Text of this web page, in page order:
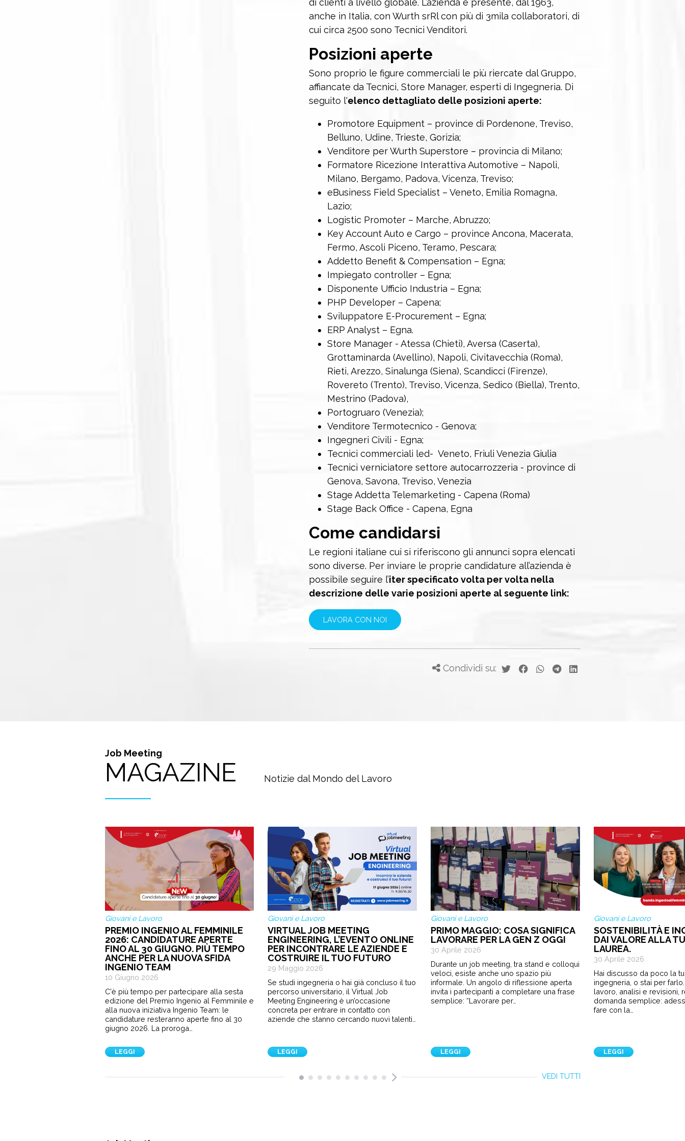
di clienti a livello globale. L’azienda è presente, dal 1963,
anche in Italia, con Wurth srRl con più di 3mila collaboratori, di
cui circa 2500 sono Tecnici Venditori.
Posizioni aperte
Sono proprio le figure commerciali le più riercate dal Gruppo,
affiancate da Tecnici, Store Manager, esperti di Ingegneria. Di
seguito l'elenco dettagliato delle posizioni aperte:
Promotore Equipment – province di Pordenone, Treviso,
Belluno, Udine, Trieste, Gorizia;
Venditore per Wurth Superstore – provincia di Milano;
Formatore Ricezione Interattiva Automotive – Napoli,
Milano, Bergamo, Padova, Vicenza, Treviso;
eBusiness Field Specialist – Veneto, Emilia Romagna,
Lazio;
Logistic Promoter – Marche, Abruzzo;
Key Account Auto e Cargo – province Ancona, Macerata,
Fermo, Ascoli Piceno, Teramo, Pescara;
Addetto Benefit & Compensation – Egna;
Impiegato controller – Egna;
Disponente Ufficio Industria – Egna;
PHP Developer – Capena;
Sviluppatore E-Procurement – Egna;
ERP Analyst – Egna.
Store Manager - Atessa (Chieti), Aversa (Caserta),
Grottaminarda (Avellino), Napoli, Civitavecchia (Roma),
Rieti, Arezzo, Sinalunga (Siena), Scandicci (Firenze),
Rovereto (Trento), Treviso, Vicenza, Sedico (Biella), Trento,
Mestrino (Padova),
Portogruaro (Venezia);
Venditore Termotecnico - Genova;
Ingegneri Civili - Egna;
Tecnici commerciali led- Veneto, Friuli Venezia Giulia
Tecnici verniciatore settore autocarrozzeria - province di
Genova, Savona, Treviso, Venezia
Stage Addetta Telemarketing - Capena (Roma)
Stage Back Office - Capena, Egna
Come candidarsi
Le regioni italiane cui si riferiscono gli annunci sopra elencati
sono diverse. Per inviare le proprie candidature all’azienda è
possibile seguire l’iter specificato volta per volta nella
descrizione delle varie posizioni aperte al seguente link:
LAVORA CON NOI
Condividi su:
Job Meeting
MAGAZINE Notizie dal Mondo del Lavoro
Giovani e Lavoro
PREMIO INGENIO AL FEMMINILE
2026: CANDIDATURE APERTE
FINO AL 30 GIUGNO. PIÙ TEMPO
ANCHE PER LA NUOVA SFIDA
INGENIO TEAM
10 Giugno 2026
C'è più tempo per partecipare alla sesta
edizione del Premio Ingenio al Femminile e
alla nuova iniziativa Ingenio Team: le
candidature resteranno aperte fino al 30
giugno 2026. La proroga…
LEGGI
Giovani e Lavoro
VIRTUAL JOB MEETING
ENGINEERING, L’EVENTO ONLINE
PER INCONTRARE LE AZIENDE E
COSTRUIRE IL TUO FUTURO
29 Maggio 2026
Se studi ingegneria o hai già concluso il tuo
percorso universitario, il Virtual Job
Meeting Engineering è un’occasione
concreta per entrare in contatto con
aziende che stanno cercando nuovi talenti…
LEGGI
Giovani e Lavoro
PRIMO MAGGIO: COSA SIGNIFICA
LAVORARE PER LA GEN Z OGGI
30 Aprile 2026
Durante un job meeting, tra stand e colloqui
veloci, esiste anche uno spazio più
informale. Un angolo di riflessione aperta
invita i partecipanti a completare una frase
semplice: “Lavorare per…
LEGGI
Giovani e Lavoro
SOSTENIBILITÀ E
DAI VALORE ALLA
LAUREA.
30 Aprile 2026
Hai discusso da poco la
ingegneria, o stai per
lavoro, analisi e revisioni,
domanda semplice:
fare con la…
LEGGI
VEDI TUTTI